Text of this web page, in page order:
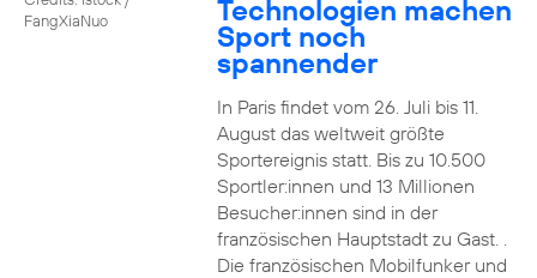
FangXiaNuo
Technologien machen
Sport noch
spannender
In Paris findet vom 26. Juli bis 11.
August das weltweit größte
Sportereignis statt. Bis zu 10.500
Sportler:innen und 13 Millionen
Besucher:innen sind in der
französischen Hauptstadt zu Gast. .
Die französischen Mobilfunker und